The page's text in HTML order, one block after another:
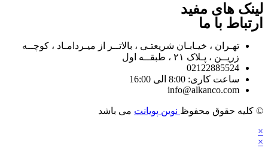
لینک های مفید
ارتباط با ما
تهـران ، خیـابـان شریعتـی ، بالاتــر از میـردامـاد ، کوچــه
زریــن ، پـلاک ۲۱ ، طبقــه اول
02122885524
ساعت کاری: 8:00 الی 16:00
info@alkanco.com
© کلیه حقوق محفوظ نوین پویانت می باشد
×
×